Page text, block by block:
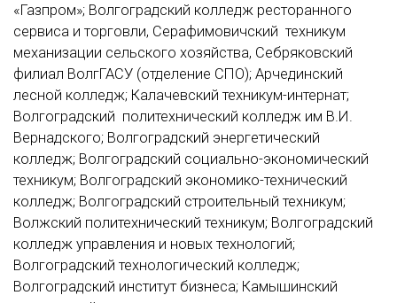
«Газпром»; Волгоградский колледж ресторанного
сервиса и торговли, Серафимовичский техникум
механизации сельского хозяйства, Себряковский
филиал ВолгГАСУ (отделение СПО); Арчединский
лесной колледж; Калачевский техникум-интернат;
Волгоградский политехнический колледж им В.И.
Вернадского; Волгоградский энергетический
колледж; Волгоградский социально-экономический
техникум; Волгоградский экономико-технический
колледж; Волгоградский строительный техникум;
Волжский политехнический техникум; Волгоградский
колледж управления и новых технологий;
Волгоградский технологический колледж;
Волгоградский институт бизнеса; Камышинский